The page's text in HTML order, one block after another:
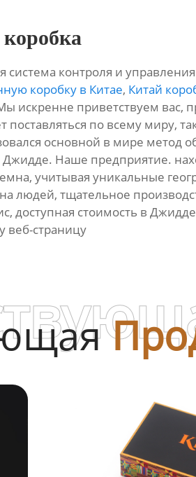
система контроля и
коробку в Китае, Китай
искренне приветствуем вас,
по всему миру,
основной в мире метод
Наше предприятие.
учитывая уникальные
людей, тщательное
доступная стоимость в
веб-страницу